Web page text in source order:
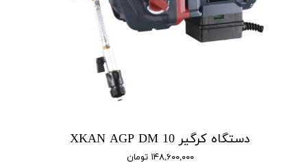
دستگاه کرگیر XKAN AGP DM 10
۱۴۸,۶۰۰,۰۰۰ تومان